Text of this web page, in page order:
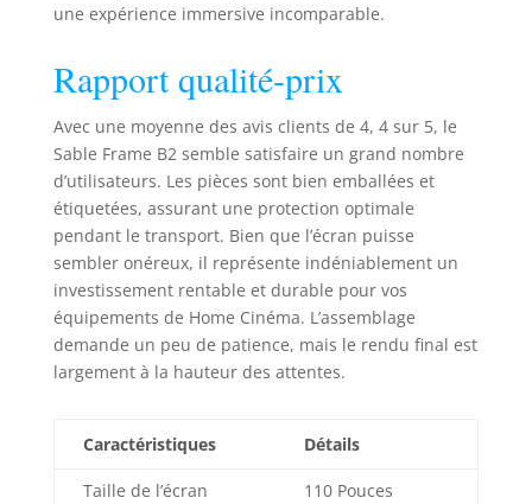
une expérience immersive incomparable.
Rapport qualité-prix
Avec une moyenne des avis clients de 4, 4 sur 5, le
Sable Frame B2 semble satisfaire un grand nombre
d’utilisateurs. Les pièces sont bien emballées et
étiquetées, assurant une protection optimale
pendant le transport. Bien que l’écran puisse
sembler onéreux, il représente indéniablement un
investissement rentable et durable pour vos
équipements de Home Cinéma. L’assemblage
demande un peu de patience, mais le rendu final est
largement à la hauteur des attentes.
Caractéristiques Détails
Taille de l’écran
110 Pouces